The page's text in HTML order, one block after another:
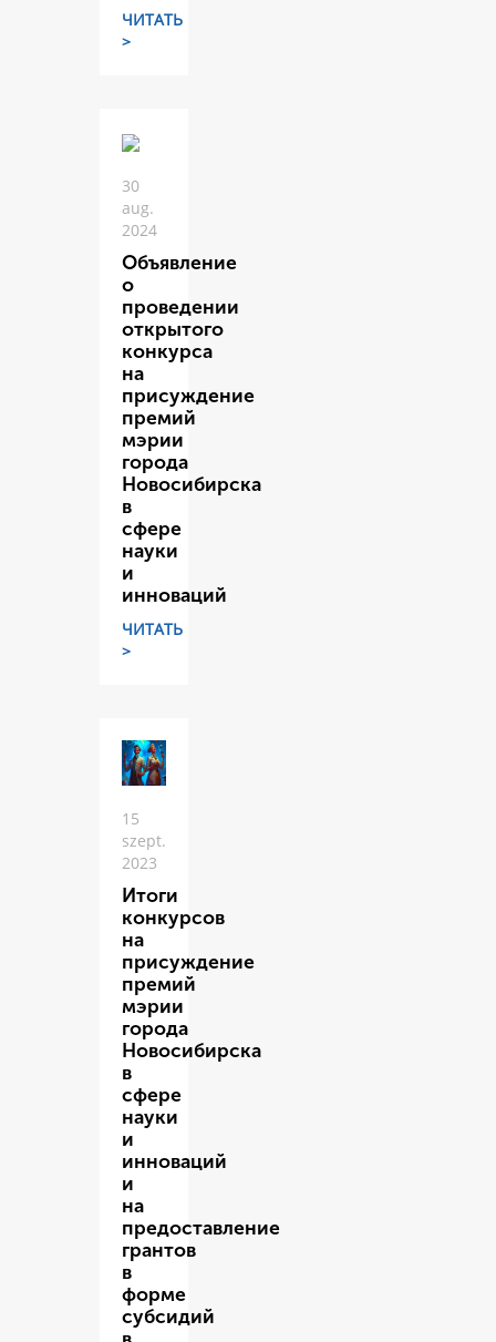
ЧИТАТЬ
>
30
aug.
2024
Объявление
о
проведении
открытого
конкурса
на
присуждение
премий
мэрии
города
Новосибирска
в
сфере
науки
и
инноваций
ЧИТАТЬ
>
15
szept.
2023
Итоги
конкурсов
на
присуждение
премий
мэрии
города
Новосибирска
в
сфере
науки
и
инноваций
и
на
предоставление
грантов
в
форме
субсидий